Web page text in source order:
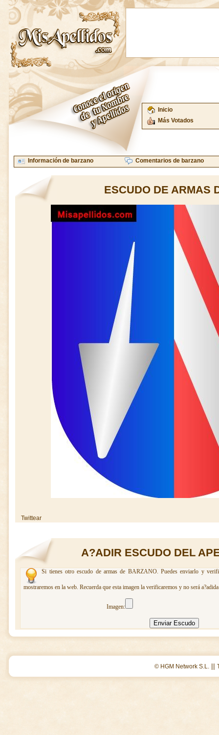
Inicio
Más Votados
Información de barzano Comentarios de barzano
ESCUDO DE ARMAS
Twittear
A?ADIR ESCUDO DEL
Si tienes otro escudo de armas de BARZANO. Puedes enviarlo y
mostraremos en la web. Recuerda que esta imagen la verificaremos y no será
Imagen:
© HGM Network S.L. ||